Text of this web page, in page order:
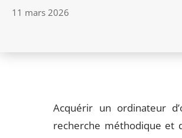
11 mars 2026
Acquérir un ordinateur
recherche méthodique et